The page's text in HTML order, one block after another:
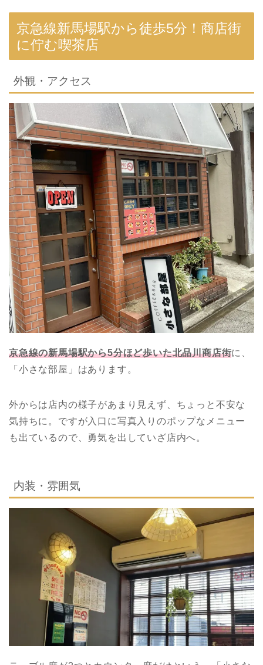
京急線新馬場駅から徒歩5分！商店街
に佇む喫茶店
外観・アクセス
京急線の新馬場駅から5分ほど歩いた北品川商店街に、
「小さな部屋」はあります。
外からは店内の様子があまり見えず、ちょっと不安な
気持ちに。ですが入口に写真入りのポップなメニュー
も出ているので、勇気を出していざ店内へ。
内装・雰囲気